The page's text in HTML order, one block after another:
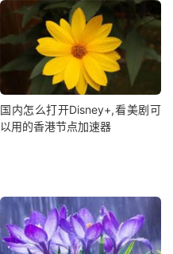
国内怎么打开Disney+,看美剧可
以用的香港节点加速器